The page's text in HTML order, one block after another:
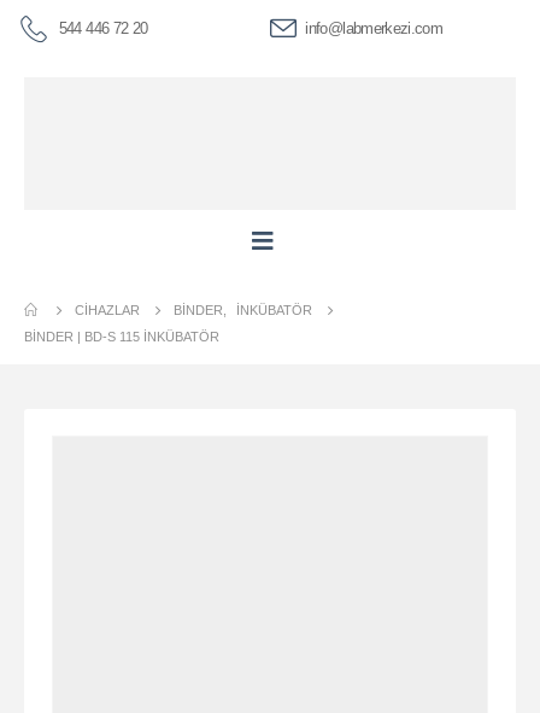
544 446 72 20 info@labmerkezi.com
CIHAZLAR BINDER
İNKÜBATÖR
BİNDER | BD-S 115 İNKÜBATÖR